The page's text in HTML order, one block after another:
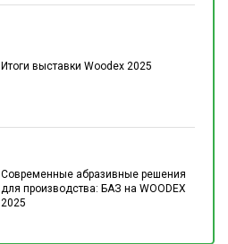
Итоги выставки Woodex 2025
Современные абразивные решения
для производства: БАЗ на WOODEX
2025